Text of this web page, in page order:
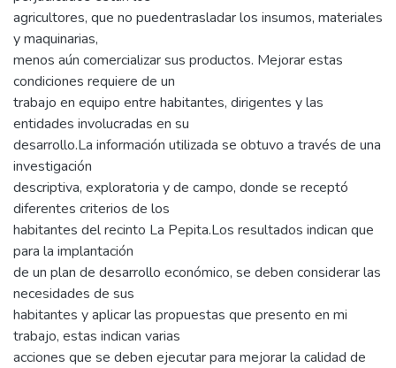
agricultores, que no puedentrasladar los insumos, materiales
y maquinarias,
menos aún comercializar sus productos. Mejorar estas
condiciones requiere de un
trabajo en equipo entre habitantes, dirigentes y las
entidades involucradas en su
desarrollo.La información utilizada se obtuvo a través de una
investigación
descriptiva, exploratoria y de campo, donde se receptó
diferentes criterios de los
habitantes del recinto La Pepita.Los resultados indican que
para la implantación
de un plan de desarrollo económico, se deben considerar las
necesidades de sus
habitantes y aplicar las propuestas que presento en mi
trabajo, estas indican varias
acciones que se deben ejecutar para mejorar la calidad de